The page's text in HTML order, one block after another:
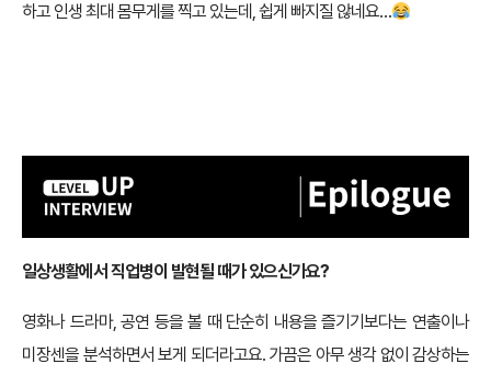
하고 인생 최대 몸무게를 찍고 있는데, 쉽게 빠지질 않네요…
일상생활에서 직업병이 발현될 때가 있으신가요?
영화나 드라마, 공연 등을 볼 때 단순히 내용을 즐기기보다는 연출이나
미장센을 분석하면서 보게 되더라고요. 가끔은 아무 생각 없이 감상하는